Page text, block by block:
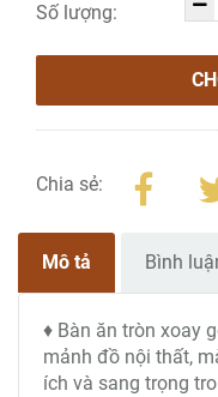
Số lượng:
Chia sẻ:
Mô tả Bình
♦ Bàn ăn tròn xoay
mảnh đồ nội thất,
ích và sang trọng